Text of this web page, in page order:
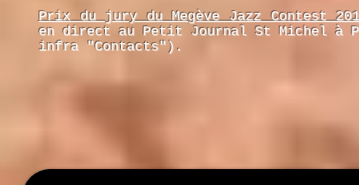
Prix du jury du Megève Jazz Contest
en direct au Petit Journal St Michel à
infra "Contacts").